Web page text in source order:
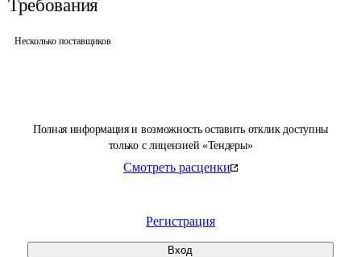
Полная информация и возможность оставить отклик доступны
только с лицензией «Тендеры»
Смотреть расценки
Регистрация
Вход
Требования
Несколько поставщиков